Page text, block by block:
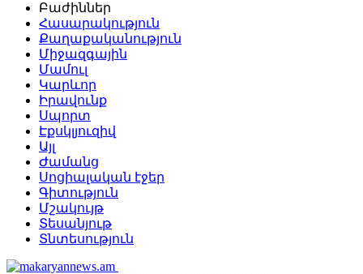
Բաժիններ
Հասարակություն
Քաղաքականություն
Միջազգային
Մամուլ
Կարևոր
Իրավունք
Սպորտ
Էքսկլյուզիվ
Այլ
Ժամանց
Սոցիալական էջեր
Գիտություն
Մշակույթ
Տեսանյութ
Տնտեսություն